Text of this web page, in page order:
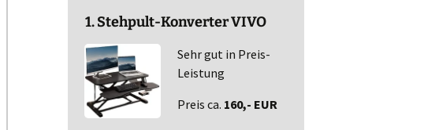
1. Stehpult-Konverter VIVO
Sehr gut in Preis-
Leistung
Preis ca. 160,- EUR